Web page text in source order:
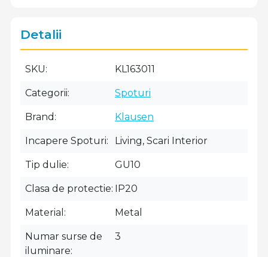
Detalii
SKU KL163011
Categorii Spoturi
Brand Klausen
Incapere Spoturi Living, Scari Interior
Tip dulie GU10
Clasa de protectie IP20
Material Metal
Numar surse de
iluminare
3